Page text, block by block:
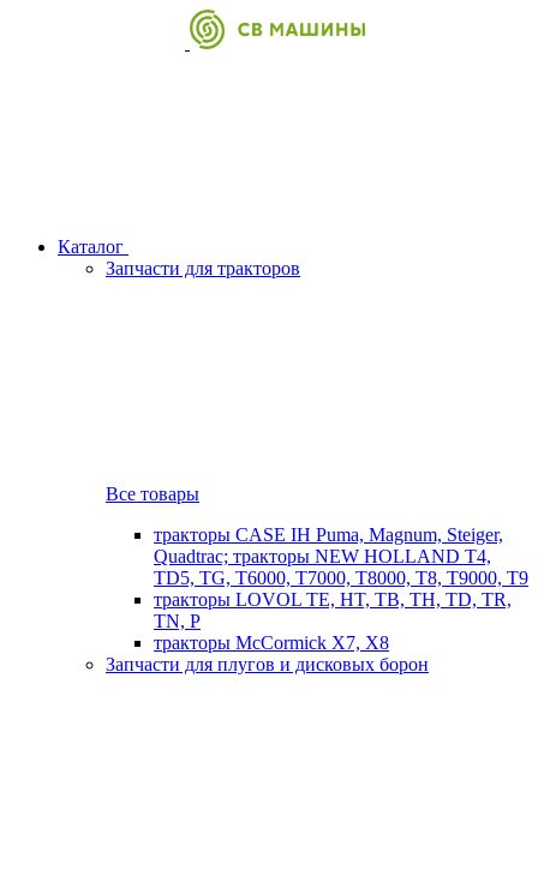
Каталог
Запчасти для тракторов
Все товары
тракторы CASE IH Puma, Magnum, Steiger,
Quadtrac; тракторы NEW HOLLAND T4,
TD5, TG, T6000, T7000, T8000, T8, T9000, T9
тракторы LOVOL TE, HT, TB, TH, TD, TR,
TN, P
тракторы McCormick X7, X8
Запчасти для плугов и дисковых борон